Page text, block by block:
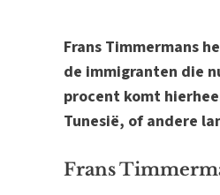
Frans Timmermans
de immigranten die
procent komt
Tunesië, of andere
Frans